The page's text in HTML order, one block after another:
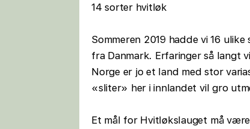
14 sorter hvitløk
Sommeren 2019 hadde vi 16
fra Danmark. Erfaringer så langt
Norge er jo et land med stor
«sliter» her i innlandet vil gro
Et mål for Hvitløkslauget må